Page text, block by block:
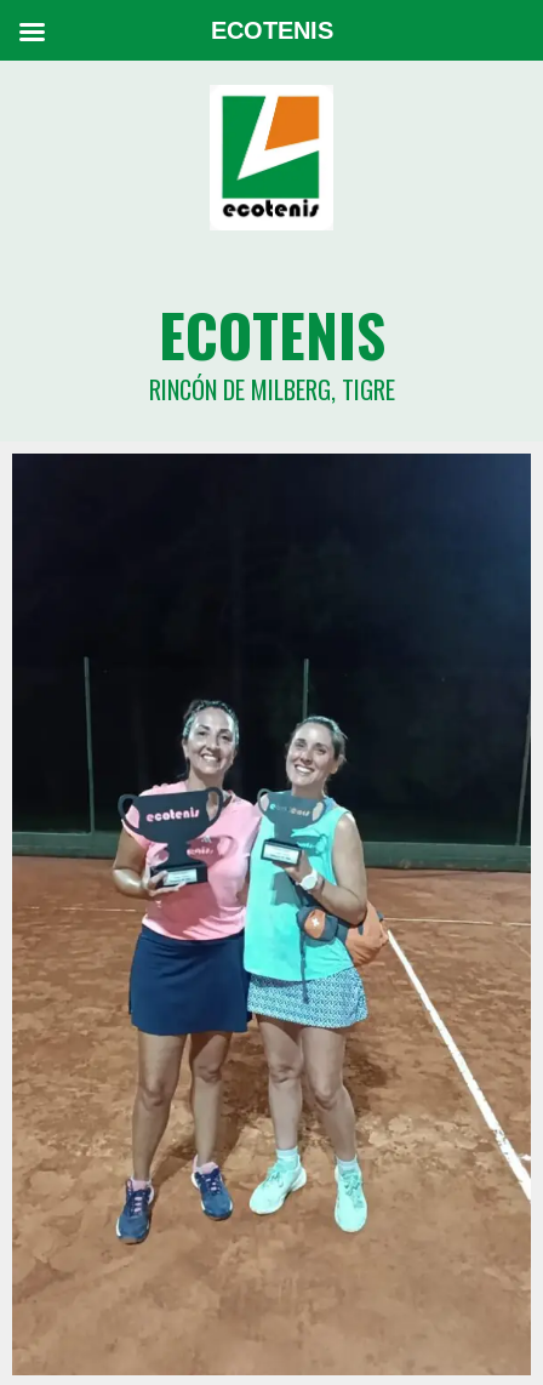
ECOTENIS
RINCÓN DE MILBERG, TIGRE
ECOTENIS